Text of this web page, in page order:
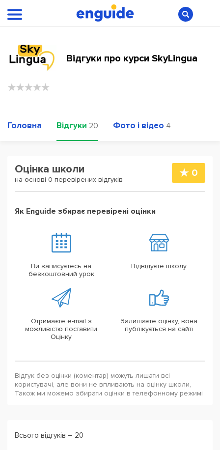
Відгуки про курси SkyLingua
Головна Відгуки 20 Фото і відео 4
Оцінка школи
на основі 0 перевірених відгуків
0
Як Enguide збирає перевірені оцінки
Ви записуєтесь на
безкоштовний урок
Відвідуєте школу
Отримаєте e-mail з
можливістю поставити
Оцінку
Залишаєте оцінку, вона
публікується на сайті
Відгук без оцінки (коментар) можуть лишати всі
користувачі, але вони не впливають на оцінку школи,
Також ми можемо збирати оцінки в телефонному режимі
Всього відгуків – 20